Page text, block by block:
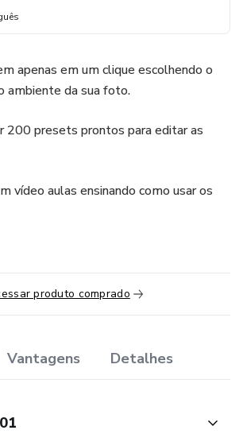
apenas em um clique escolhendo o
ambiente da sua foto.
200 presets prontos para editar as
vídeo aulas ensinando como usar os
produto comprado
Vantagens Detalhes